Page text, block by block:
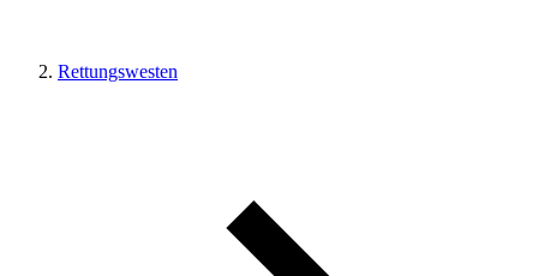
Rettungswesten